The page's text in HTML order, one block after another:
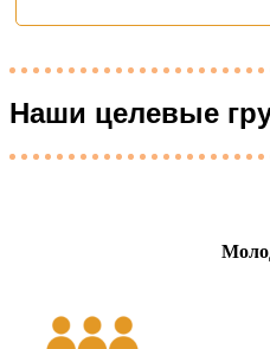
Наши целевые